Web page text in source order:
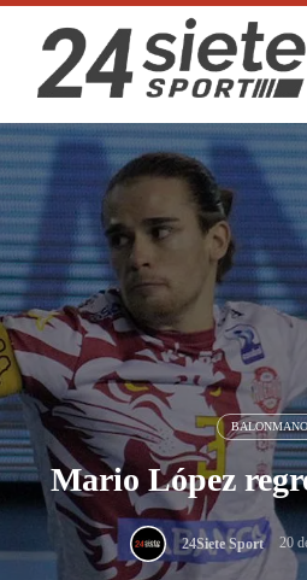
BALONMANO
Mario López
24Siete Sport 20